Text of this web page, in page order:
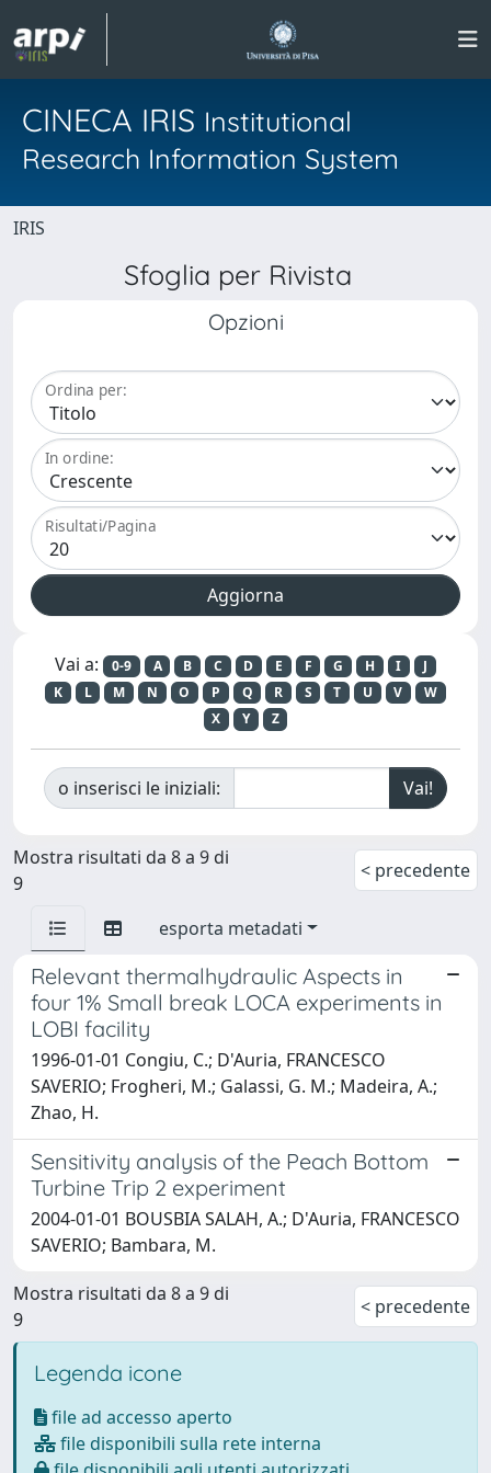
CINECA IRIS Institutional
Research Information System
IRIS
Sfoglia per Rivista
Opzioni
Ordina per:
In ordine:
Risultati/Pagina
Vai a: 0-9 A B C D E F G H I
J
K
L M N O P Q R S T U V
W
X
Y Z
o inserisci le iniziali:
Mostra risultati da 8 a 9 di
9
< precedente
esporta metadati
Relevant thermalhydraulic Aspects in
four 1% Small break LOCA experiments in
LOBI facility
1996-01-01 Congiu, C.; D'Auria, FRANCESCO
SAVERIO; Frogheri, M.; Galassi, G. M.; Madeira, A.;
Zhao, H.
Sensitivity analysis of the Peach Bottom
Turbine Trip 2 experiment
2004-01-01 BOUSBIA SALAH, A.; D'Auria, FRANCESCO
SAVERIO; Bambara, M.
Mostra risultati da 8 a 9 di
9
< precedente
Legenda icone
file ad accesso aperto
file disponibili sulla rete interna